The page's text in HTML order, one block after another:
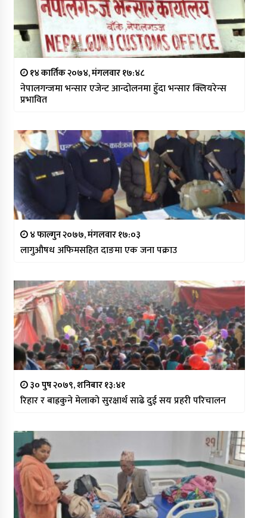
१४ कार्तिक २०७४, मंगलवार १७:४८
नेपालगन्जमा भन्सार एजेन्ट आन्दोलनमा हुँदा भन्सार क्लियरेन्स
प्रभावित
४ फाल्गुन २०७७, मंगलवार १७:०३
लागुऔषध अफिमसहित दाङमा एक जना पक्राउ
३० पुष २०७९, शनिबार १३:४१
रिहार र बाह्रकुने मेलाको सुरक्षार्थ साढे दुई सय प्रहरी परिचालन